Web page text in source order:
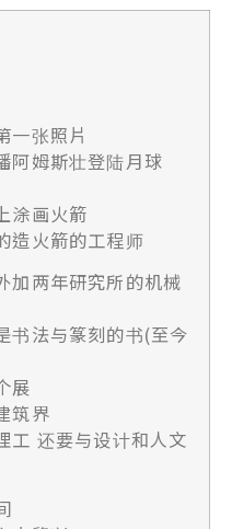
一张照片
阿姆斯壮登陆月球
涂画火箭
造火箭的工程师
加两年研究所的机械
书法与篆刻的书(至今
展
筑界
工 还要与设计和人文